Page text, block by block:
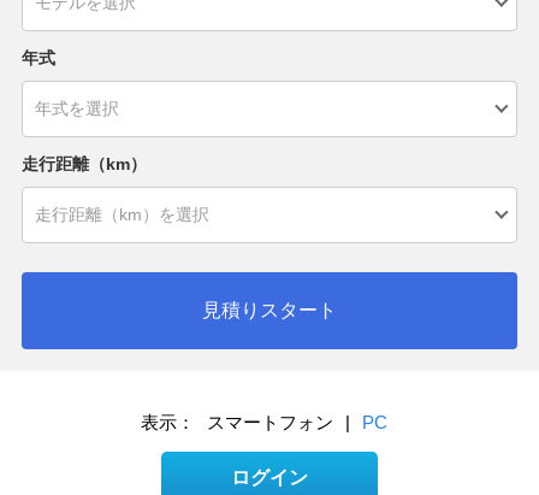
年式
走行距離（km）
見積りスタート
表示： スマートフォン | PC
ログイン